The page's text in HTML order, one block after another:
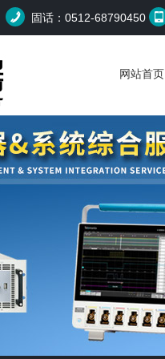
固话：0512-68790450
网站首页